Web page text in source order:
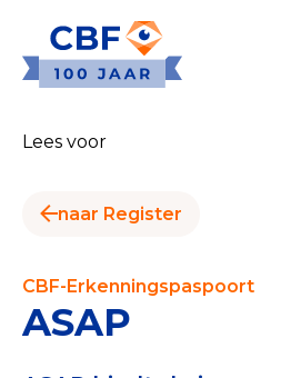
Goede Doelen
CBF-Erkenning aanvragen
Publiek
Lees voor
naar Register
CBF-Erkenningspaspoort
ASAP